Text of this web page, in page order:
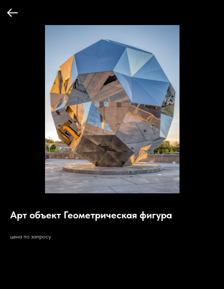
Арт объект Геометрическая фигура
цена по запросу